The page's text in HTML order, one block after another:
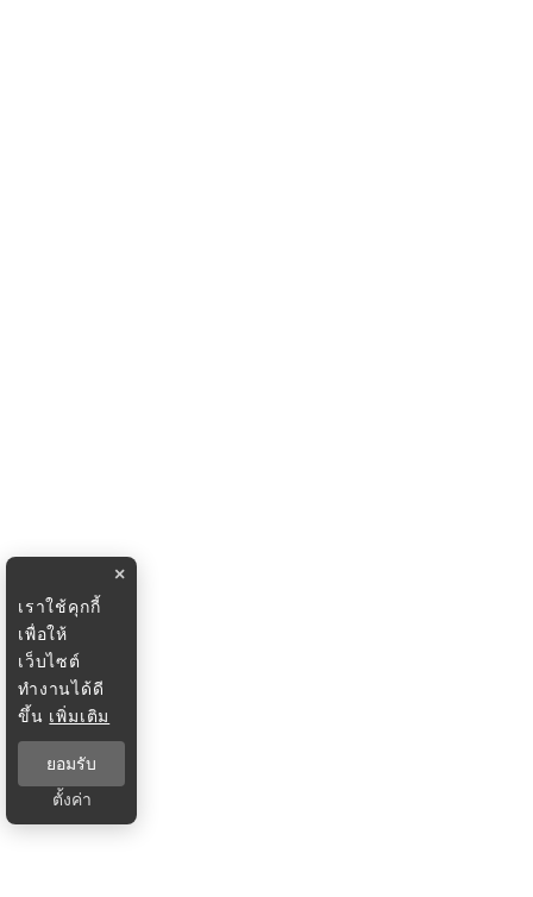
×
เราใช้คุกกี้
เพื่อให้
เว็บไซต์
ทำงานได้ดี
ขึ้น เพิ่มเติม
ยอมรับ
ตั้งค่า